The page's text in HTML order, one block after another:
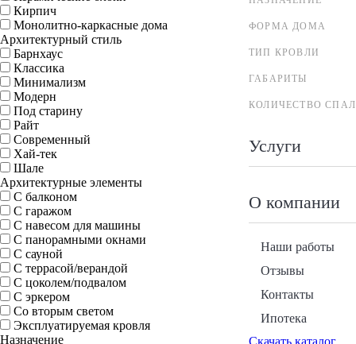
ФОРМА ДОМА
ТИП КРОВЛИ
ГАБАРИТЫ
КОЛИЧЕСТВО
Услуги
О компании
Наши работы
Отзывы
Контакты
Ипотека
Скачать каталог
Кирпич
Монолитно-каркасные дома
Архитектурный стиль
Барнхаус
Классика
Минимализм
Модерн
Под старину
Райт
Современный
Хай-тек
Шале
Архитектурные элементы
С балконом
С гаражом
С навесом для машины
С панорамными окнами
С сауной
С террасой/верандой
С цоколем/подвалом
С эркером
Со вторым светом
Эксплуатируемая кровля
Назначение